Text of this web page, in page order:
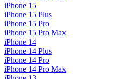
iPhone 15
iPhone 15 Plus
iPhone 15 Pro
iPhone 15 Pro Max
iPhone 14
iPhone 14 Plus
iPhone 14 Pro
iPhone 14 Pro Max